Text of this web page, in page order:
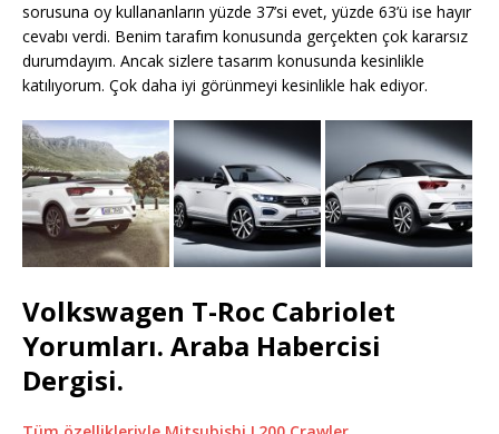
sorusuna oy kullananların yüzde 37’si evet, yüzde 63’ü ise hayır
cevabı verdi. Benim tarafım konusunda gerçekten çok kararsız
durumdayım. Ancak sizlere tasarım konusunda kesinlikle
katılıyorum. Çok daha iyi görünmeyi kesinlikle hak ediyor.
Volkswagen T-Roc Cabriolet
Yorumları. Araba Habercisi
Dergisi.